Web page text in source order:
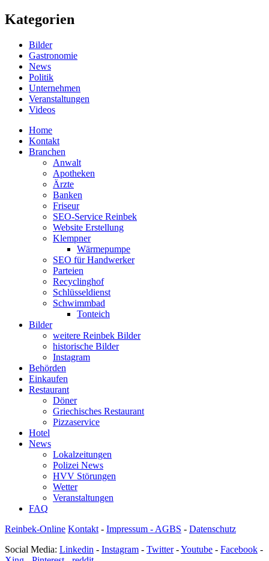
Kategorien
Bilder
Gastronomie
News
Politik
Unternehmen
Veranstaltungen
Videos
Home
Kontakt
Branchen
Anwalt
Apotheken
Ärzte
Banken
Friseur
SEO-Service Reinbek
Website Erstellung
Klempner
Wärmepumpe
SEO für Handwerker
Parteien
Recyclinghof
Schlüsseldienst
Schwimmbad
Tonteich
Bilder
weitere Reinbek Bilder
historische Bilder
Instagram
Behörden
Einkaufen
Restaurant
Döner
Griechisches Restaurant
Pizzaservice
Hotel
News
Lokalzeitungen
Polizei News
HVV Störungen
Wetter
Veranstaltungen
FAQ
Reinbek-Online Kontakt - Impressum - AGBS - Datenschutz
Social Media: Linkedin - Instagram - Twitter-Youtube - Facebook -